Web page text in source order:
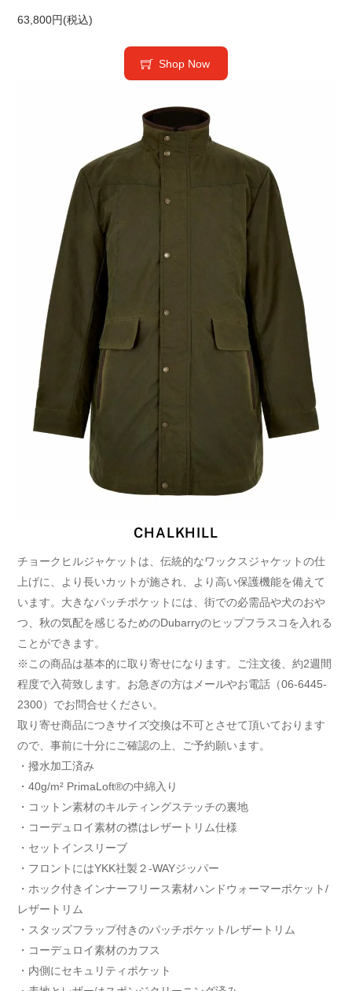
63,800円(税込)
Shop Now
CHALKHILL
チョークヒルジャケットは、伝統的なワックスジャケットの仕
上げに、より長いカットが施され、より高い保護機能を備えて
います。大きなパッチポケットには、街での必需品や犬のおや
つ、秋の気配を感じるためのDubarryのヒップフラスコを入れる
ことができます。
※この商品は基本的に取り寄せになります。ご注文後、約2週間
程度で入荷致します。お急ぎの方はメールやお電話（06-6445-
2300）でお問合せください。
取り寄せ商品につきサイズ交換は不可とさせて頂いております
ので、事前に十分にご確認の上、ご予約願います。
・撥水加工済み
・40g/m² PrimaLoft®の中綿入り
・コットン素材のキルティングステッチの裏地
・コーデュロイ素材の襟はレザートリム仕様
・セットインスリーブ
・フロントにはYKK社製２-WAYジッパー
・ホック付きインナーフリース素材ハンドウォーマーポケット/
レザートリム
・スタッズフラップ付きのパッチポケット/レザートリム
・コーデュロイ素材のカフス
・内側にセキュリティポケット